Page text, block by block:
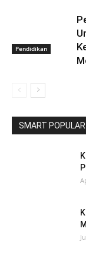
Pendidikan
SMART POPULAR